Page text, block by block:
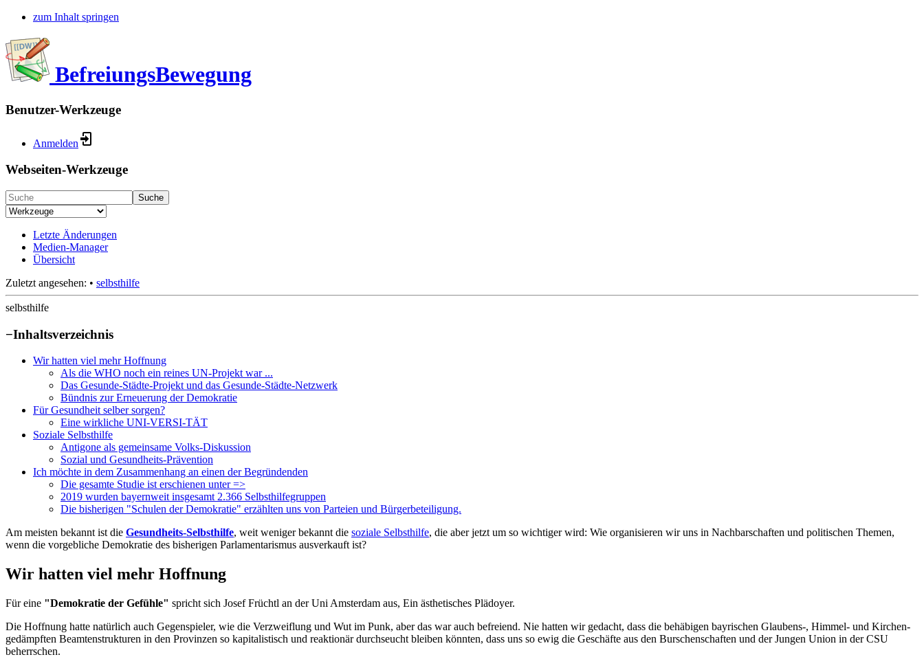
zum Inhalt springen
BefreiungsBewegung
Benutzer-Werkzeuge
Anmelden
Webseiten-Werkzeuge
Suche
Letzte Änderungen
Medien-Manager
Übersicht
Zuletzt angesehen: • selbsthilfe
selbsthilfe
−Inhaltsverzeichnis
Wir hatten viel mehr Hoffnung
Als die WHO noch ein reines UN-Projekt war ...
Das Gesunde-Städte-Projekt und das Gesunde-Städte-Netzwerk
Bündnis zur Erneuerung der Demokratie
Für Gesundheit selber sorgen?
Eine wirkliche UNI-VERSI-TÄT
Soziale Selbsthilfe
Antigone als gemeinsame Volks-Diskussion
Sozial und Gesundheits-Prävention
Ich möchte in dem Zusammenhang an einen der Begründenden
Die gesamte Studie ist erschienen unter =>
2019 wurden bayernweit insgesamt 2.366 Selbsthilfegruppen
Die bisherigen "Schulen der Demokratie" erzählten uns von Parteien und Bürgerbeteiligung.
Am meisten bekannt ist die Gesundheits-Selbsthilfe, weit weniger bekannt die soziale Selbsthilfe, die aber jetzt um so wichtiger wird: Wie organisieren wir uns in Nachbarschaften und politischen Themen,
wenn die vorgebliche Demokratie des bisherigen Parlamentarismus ausverkauft ist?
Wir hatten viel mehr Hoffnung
Für eine "Demokratie der Gefühle" spricht sich Josef Früchtl an der Uni Amsterdam aus, Ein ästhetisches Plädoyer.
Die Hoffnung hatte natürlich auch Gegenspieler, wie die Verzweiflung und Wut im Punk, aber das war auch befreiend. Nie hatten wir gedacht, dass die behäbigen bayrischen Glaubens-, Himmel- und Kirchen-
gedämpften Beamtenstrukturen in den Provinzen so kapitalistisch und reaktionär durchseucht bleiben könnten, dass uns so ewig die Geschäfte aus den Burschenschaften und der Jungen Union in der CSU
beherrschen.